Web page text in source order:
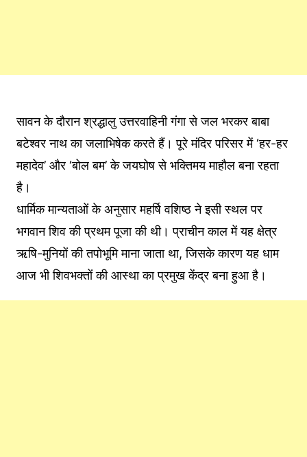
सावन के दौरान श्रद्धालु उत्तरवाहिनी गंगा से जल भरकर बाबा
बटेश्वर नाथ का जलाभिषेक करते हैं। पूरे मंदिर परिसर में ‘हर-हर
महादेव’ और ‘बोल बम’ के जयघोष से भक्तिमय माहौल बना रहता
है।
धार्मिक मान्यताओं के अनुसार महर्षि वशिष्ठ ने इसी स्थल पर
भगवान शिव की प्रथम पूजा की थी। प्राचीन काल में यह क्षेत्र
ऋषि-मुनियों की तपोभूमि माना जाता था, जिसके कारण यह धाम
आज भी शिवभक्तों की आस्था का प्रमुख केंद्र बना हुआ है।